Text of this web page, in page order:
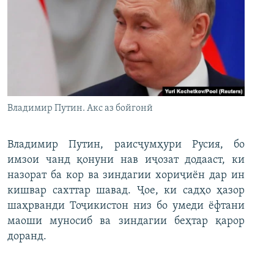
Владимир Путин. Акс аз бойгонӣ
Владимир Путин, раисҷумҳури Русия, бо
имзои чанд қонуни нав иҷозат додааст, ки
назорат ба кор ва зиндагии хориҷиён дар ин
кишвар сахттар шавад. Ҷое, ки садҳо ҳазор
шаҳрванди Тоҷикистон низ бо умеди ёфтани
маоши муносиб ва зиндагии беҳтар қарор
доранд.